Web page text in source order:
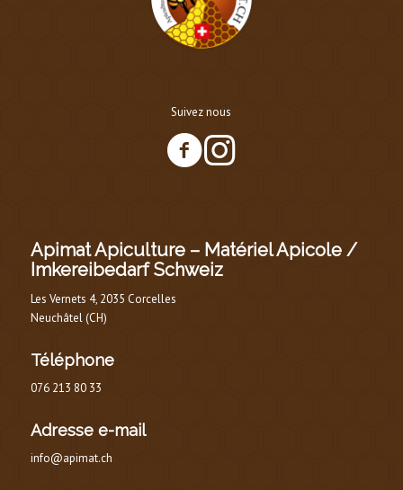
Suivez nous
Apimat Apiculture – Matériel Apicole /
Imkereibedarf Schweiz
Les Vernets 4, 2035 Corcelles
Neuchâtel (CH)
Téléphone
076 213 80 33
Adresse e-mail
info@apimat.ch